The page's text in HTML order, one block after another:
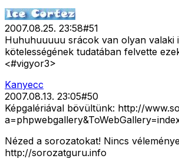
2007.08.25. 23:58#51
Huhuhuuuuu srácok van olyan valaki
kötelességének tudatában felvette
<#vigyor3>
Kanyecc
2007.08.13. 23:05#50
Képgalériával bövültünk: http://
Nézed a sorozatokat! Nincs
http://sorozatguru.info